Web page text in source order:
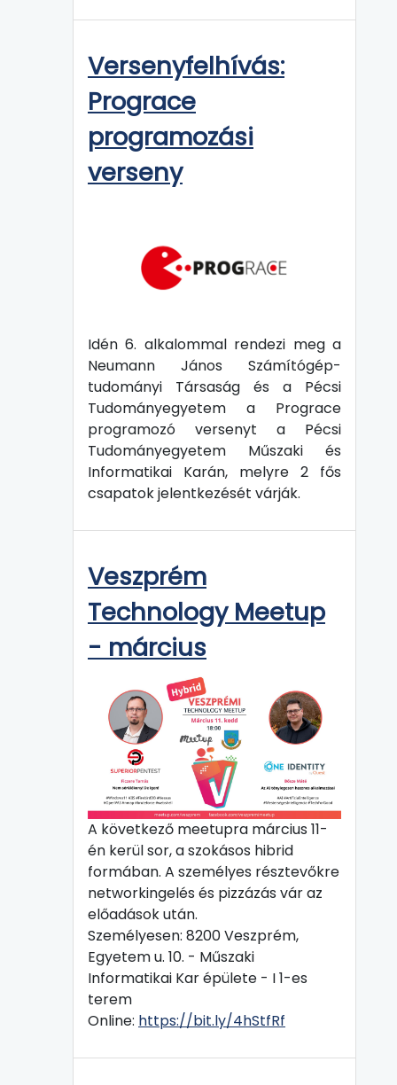
Versenyfelhívás:
Prograce
programozási
verseny
Idén 6. alkalommal rendezi meg a
Neumann János Számítógép-
tudományi Társaság és a Pécsi
Tudományegyetem a Prograce
programozó versenyt a Pécsi
Tudományegyetem Műszaki és
Informatikai Karán, melyre 2 fős
csapatok jelentkezését várják.
Veszprém
Technology Meetup
- március
A következő meetupra március 11-
én kerül sor, a szokásos hibrid
formában. A személyes résztevőkre
networkingelés és pizzázás vár az
előadások után.
Személyesen: 8200 Veszprém,
Egyetem u. 10. - Műszaki
Informatikai Kar épülete - I 1-es
terem
Online: https://bit.ly/4hStfRf